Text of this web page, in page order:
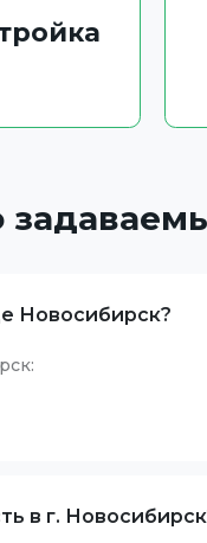
Новосибирск?
в г.